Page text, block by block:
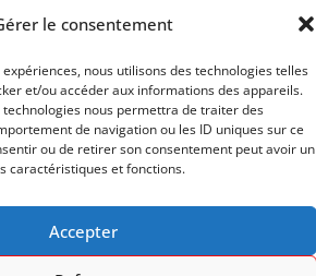
le consentement
nous utilisons des technologies telles
et/ou accéder aux informations des appareils.
technologies nous permettra de traiter des
de navigation ou les ID uniques sur ce
ou de retirer son consentement peut avoir un
caractéristiques et fonctions.
Accepter